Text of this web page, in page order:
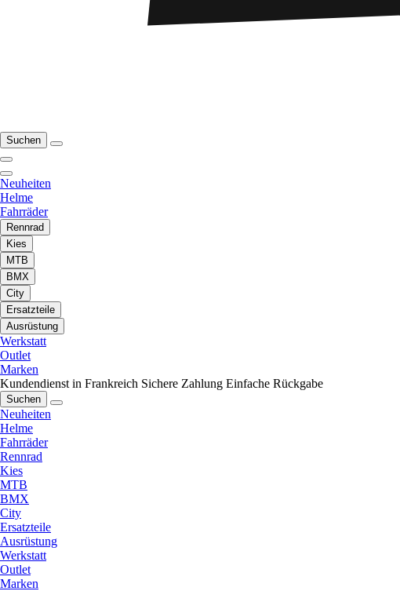
Suchen
Neuheiten
Helme
Fahrräder
Rennrad
Kies
MTB
BMX
City
Ersatzteile
Ausrüstung
Werkstatt
Outlet
Marken
Kundendienst in Frankreich Sichere Zahlung Einfache Rückgabe
Suchen
Neuheiten
Helme
Fahrräder
Rennrad
Kies
MTB
BMX
City
Ersatzteile
Ausrüstung
Werkstatt
Outlet
Marken